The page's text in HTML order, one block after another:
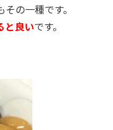
の一種です。
と良いです。